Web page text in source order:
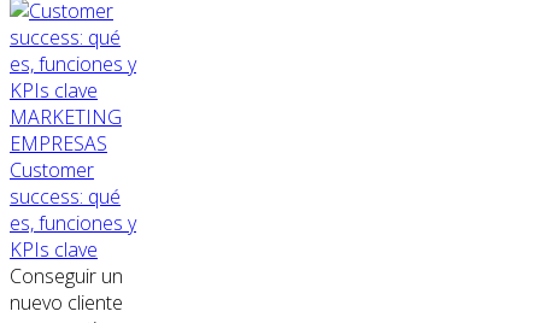
MARKETING
EMPRESAS
Customer
success: qué
es, funciones y
KPIs clave
Conseguir un
nuevo cliente